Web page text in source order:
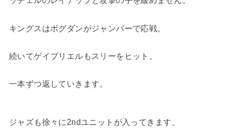
キングスはボグダンがジャンパーで応戦。
続いてゲイブリエルもスリーをヒット。
一本ずつ返していきます。
ジャズも徐々に2ndユニットが入ってきます。